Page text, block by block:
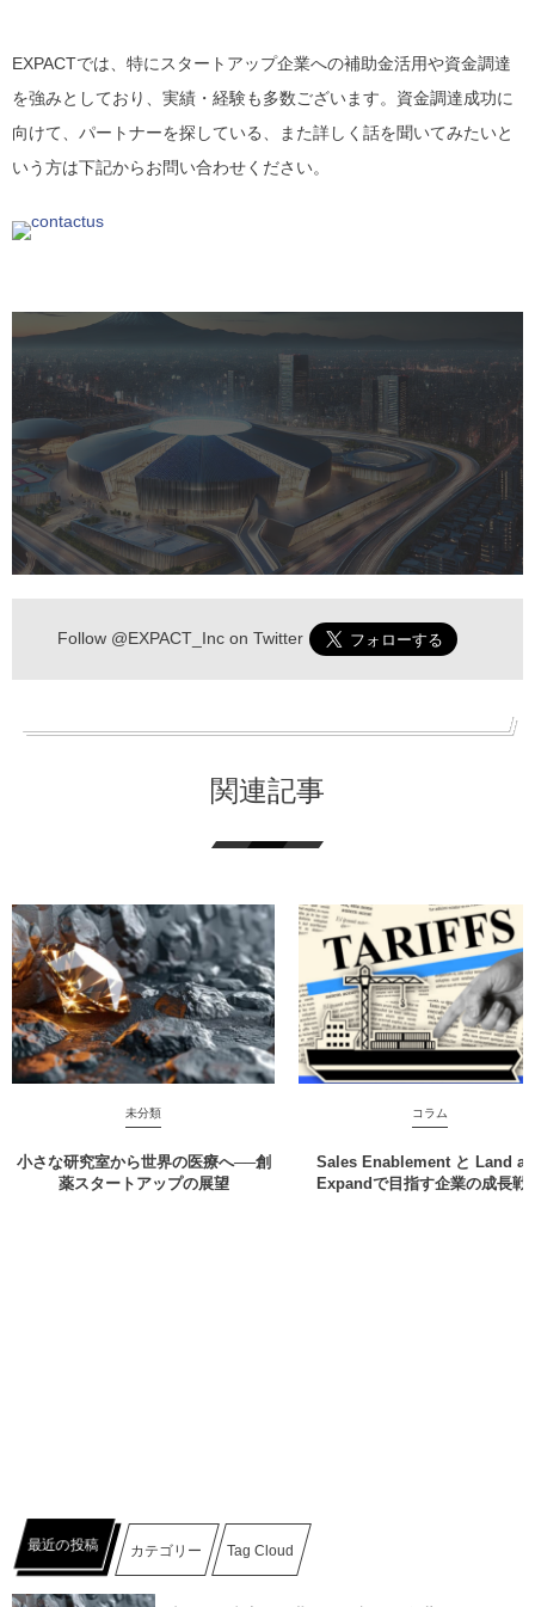
EXPACTでは、特にスタートアップ企業への補助金活用や資金調達
を強みとしており、実績・経験も多数ございます。資金調達成功に
向けて、パートナーを探している、また詳しく話を聞いてみたいと
いう方は下記からお問い合わせください。
Follow @EXPACT_Incon Twitter
関連記事
未分類
小さな研究室から世界の医療へ──創
薬スタートアップの展望
コラム
Sales Enablement と Land
Expandで目指す企業の成長戦
最近の投稿 カテゴリー Tag Cloud